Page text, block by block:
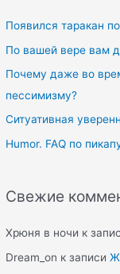
h
f
o
Появился таракан
По вашей вере вам
Почему даже во
пессимизму?
Ситуативная
Humor. FAQ по
Свежие
Хрюня в ночи к
Dream_on к записи